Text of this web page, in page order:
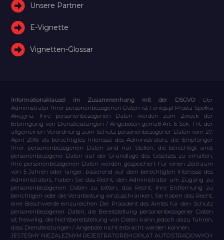
Unsere Partner
E-Vignette
Vignetten-Glossar
Informationsklausel im Zusammenhang mit der DSGVO
Der
Administrator Ihrer personenbezogenen Daten ist Feniqs.pl Prosta Spółka
Akcyjna. Ihre personenbezogenen Daten werden zum Zweck der
Erbringung von Dienstleistungen / Angeboten gemäß Art. 6 Sek. 1 lit. der
allgemeinen Verordnung zum Schutz personenbezogener Daten vom 27.
April 2016 als berechtigtes Interesse des Administrators, die Empfänger
Ihrer personenbezogenen Daten sind nur Stellen, die berechtigt sind,
personenbezogene Daten auf der Grundlage des Gesetzes zu erhalten,
Ihre personenbezogenen Daten werden gespeichert Für einen Zeitraum
von 5 Jahren oder länger, basierend auf dem berechtigten Interesse des
Administrators, haben Sie das Recht, den Administrator um Zugang zu
personenbezogenen Daten zu bitten, das Recht, ihre Entfernung zu
berichtigen oder die Verarbeitung einzuschränken, Sie haben das Recht,
eine Beschwerde einzureichen Der Präsident des Amtes für den Schutz
personenbezogener Daten, die Bereitstellung personenbezogener Daten
ist freiwillig, die Nichtbereitstellung von Daten kann jedoch dazu führen,
dass Dienstleistungen / Angebote nicht erbracht werden können.
JESTEŚMY NIEZALEŻNYM REJESTRATOREM OPŁAT AUTOSTRADOWYCH